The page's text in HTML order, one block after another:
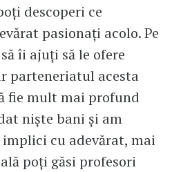
descoperi ce
pasionați acolo. Pe
îi ajuți să le ofere
parteneriatul acesta
fie mult mai profund
niște bani și am
cu adevărat, mai
poți găsi profesori